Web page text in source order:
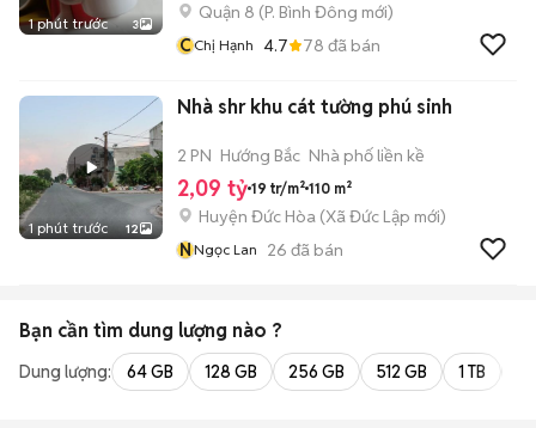
1 phút trước 3
Quận 8 (P. Bình Đông mới)
CChị Hạnh 4.7 78 đã bán
1 phút trước 12
Nhà shr khu cát tường phú sinh
2 PN Hướng Bắc Nhà phố liền kề
2,09 tỷ 19 tr/m² 110 m²
Huyện Đức Hòa (Xã Đức Lập mới)
NNgọc Lan 26 đã bán
Bạn cần tìm dung lượng nào ?
Dung lượng: 64 GB 128 GB 256 GB 512 GB 1 TB